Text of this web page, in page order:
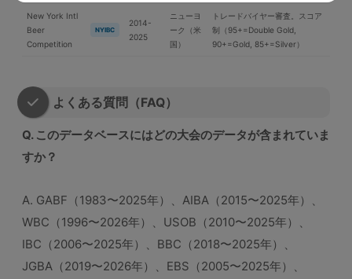
New York Intl
Beer
Competition
NYIBC
2014-
2025
ニューヨ
ーク（米
国）
トレードバイヤー審査。スコア
制（95+=Double Gold,
90+=Gold, 85+=Silver）
よくある質問（FAQ）
Q. このデータベースにはどの大会のデータが含まれていま
すか？
A. GABF（1983〜2025年）、AIBA（2015〜2025年）、
WBC（1996〜2026年）、USOB（2010〜2025年）、
IBC（2006〜2025年）、BBC（2018〜2025年）、
JGBA（2019〜2026年）、EBS（2005〜2025年）、